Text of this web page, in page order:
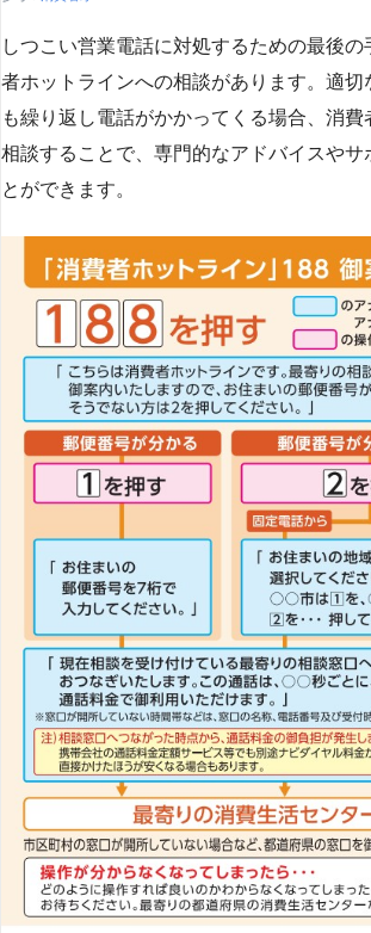
しつこい営業電話に対処するための最後
者ホットラインへの相談があります。適切
も繰り返し電話がかかってくる場合、消費
相談することで、専門的なアドバイスやサ
とができます​​。